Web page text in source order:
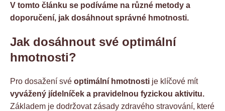
V tomto článku se podíváme na různé metody a
doporučení, jak dosáhnout správné hmotnosti.
Jak dosáhnout své optimální
hmotnosti?
Pro dosažení své optimální hmotnosti je klíčové mít
vyvážený jídelníček a pravidelnou fyzickou aktivitu.
Základem je dodržovat zásady zdravého stravování, které